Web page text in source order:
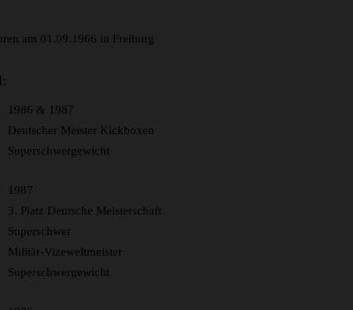
am 01.09.1966 in Freiburg
1986 & 1987
Deutscher Meister Kickboxen
Superschwergewicht
1987
3. Platz Deutsche Meisterschaft
Superschwer
Militär-Vizeweltmeister
Superschwergewicht